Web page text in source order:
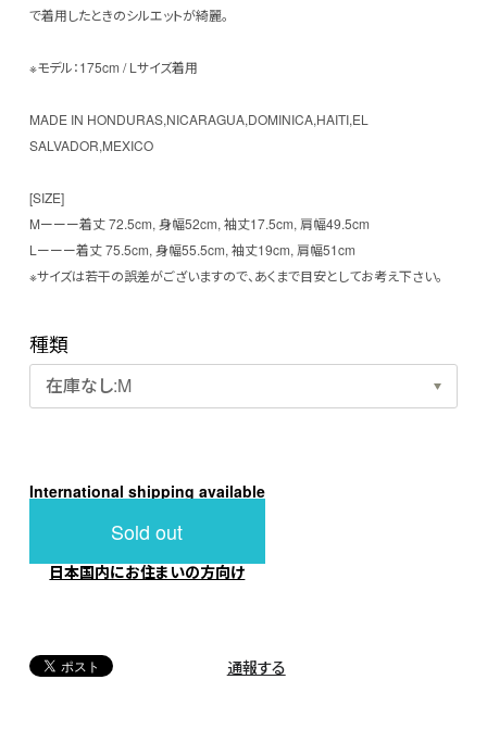
で着用したときのシルエットが綺麗。
※モデル：175cm / Lサイズ着用
MADE IN HONDURAS,NICARAGUA,DOMINICA,HAITI,EL
SALVADOR,MEXICO
[SIZE]
Mーーー着丈 72.5cm, 身幅52cm, 袖丈17.5cm, 肩幅49.5cm
Lーーー着丈 75.5cm, 身幅55.5cm, 袖丈19cm, 肩幅51cm
※サイズは若干の誤差がございますので、あくまで目安としてお考え下さい。
種類
International shipping available
Sold out
日本国内にお住まいの方向け
通報する